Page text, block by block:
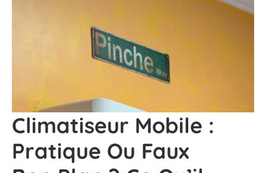
Climatiseur Mobile :
Pratique Ou Faux